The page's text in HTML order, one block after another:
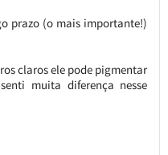
prazo (o mais importante!)
claros ele pode pigmentar
muita diferença nesse